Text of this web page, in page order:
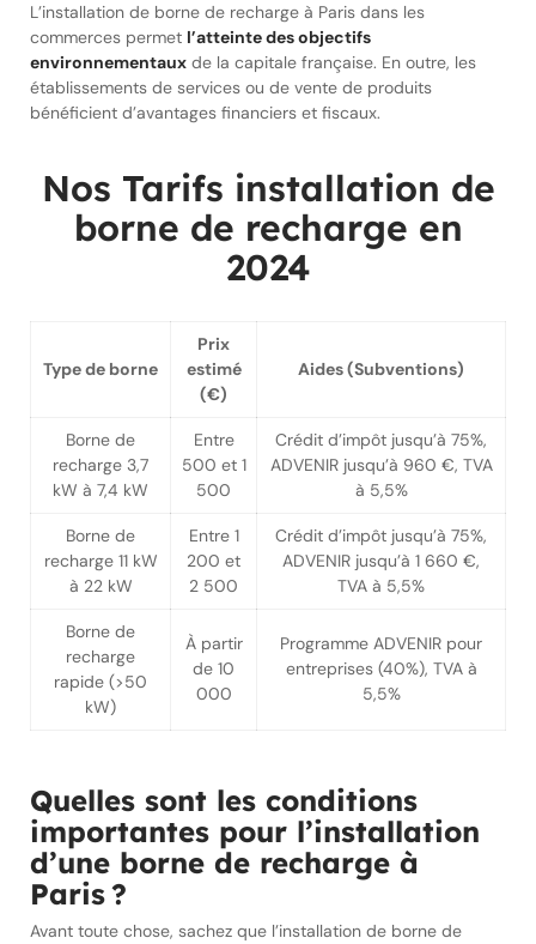
L’installation de borne de recharge à Paris dans les
commerces permet l’atteinte des objectifs
environnementaux de la capitale française. En outre, les
établissements de services ou de vente de produits
bénéficient d’avantages financiers et fiscaux.
Nos Tarifs installation de
borne de recharge en
2024
Type de borne
Prix
estimé
(€)
Aides (Subventions)
Borne de
recharge 3,7
kW à 7,4 kW
Entre
500 et 1
500
Crédit d’impôt jusqu’à 75%,
ADVENIR jusqu’à 960 €, TVA
à 5,5%
Borne de
recharge 11 kW
à 22 kW
Entre 1
200 et
2 500
Crédit d’impôt jusqu’à 75%,
ADVENIR jusqu’à 1 660 €,
TVA à 5,5%
Borne de
recharge
rapide (>50
kW)
À partir
de 10
000
Programme ADVENIR pour
entreprises (40%), TVA à
5,5%
Quelles sont les conditions
importantes pour l’installation
d’une borne de recharge à
Paris ?
Avant toute chose, sachez que l’installation de borne de